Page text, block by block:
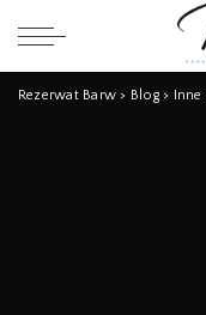
Rezerwat Barw > Blog> Inne